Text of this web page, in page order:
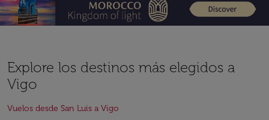
Explore los destinos más elegidos a
Vigo
Vuelos desde San Luis a Vigo